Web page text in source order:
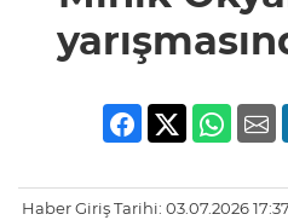
Haber Giriş Tarihi: 03.07.2026 17:37